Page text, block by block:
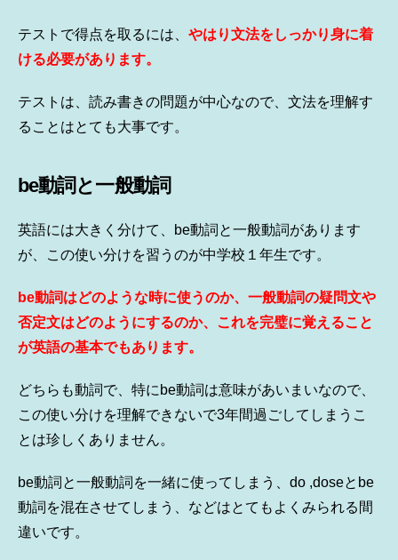
テストで得点を取るには、 やはり文法をしっかり身に着
ける必要があります。
テストは、読み書きの問題が中心なので、文法を理解す
ることはとても大事です。
be動詞と一般動詞
英語には大きく分けて、be動詞と一般動詞があります
が、この使い分けを習うのが中学校１年生です。
be動詞はどのような時に使うのか、一般動詞の疑問文や
否定文はどのようにするのか、これを完璧に覚えること
が英語の基本でもあります。
どちらも動詞で、特にbe動詞は意味があいまいなので、
この使い分けを理解できないで3年間過ごしてしまうこ
とは珍しくありません。
be動詞と一般動詞を一緒に使ってしまう、do ,doseとbe
動詞を混在させてしまう、などはとてもよくみられる間
違いです。